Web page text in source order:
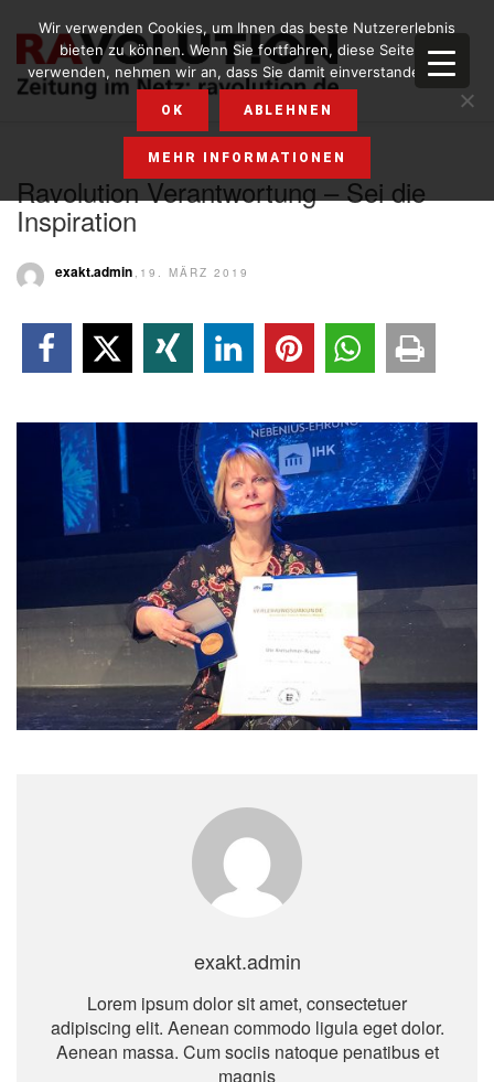
Ravolution Verantwortung – Sei die
Inspiration
exakt.admin ,19. MÄRZ 2019
exakt.admin
Lorem ipsum dolor sit amet, consectetuer
adipiscing elit. Aenean commodo ligula eget dolor.
Aenean massa. Cum sociis natoque penatibus et
magnis
Wir verwenden Cookies, um Ihnen das beste Nutzererlebnis
bieten zu können. Wenn Sie fortfahren, diese Seite zu
verwenden, nehmen wir an, dass Sie damit einverstanden sind.
OK ABLEHNEN
MEHR INFORMATIONEN